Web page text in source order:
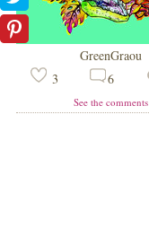
GreenGraou
3
6
See the comments